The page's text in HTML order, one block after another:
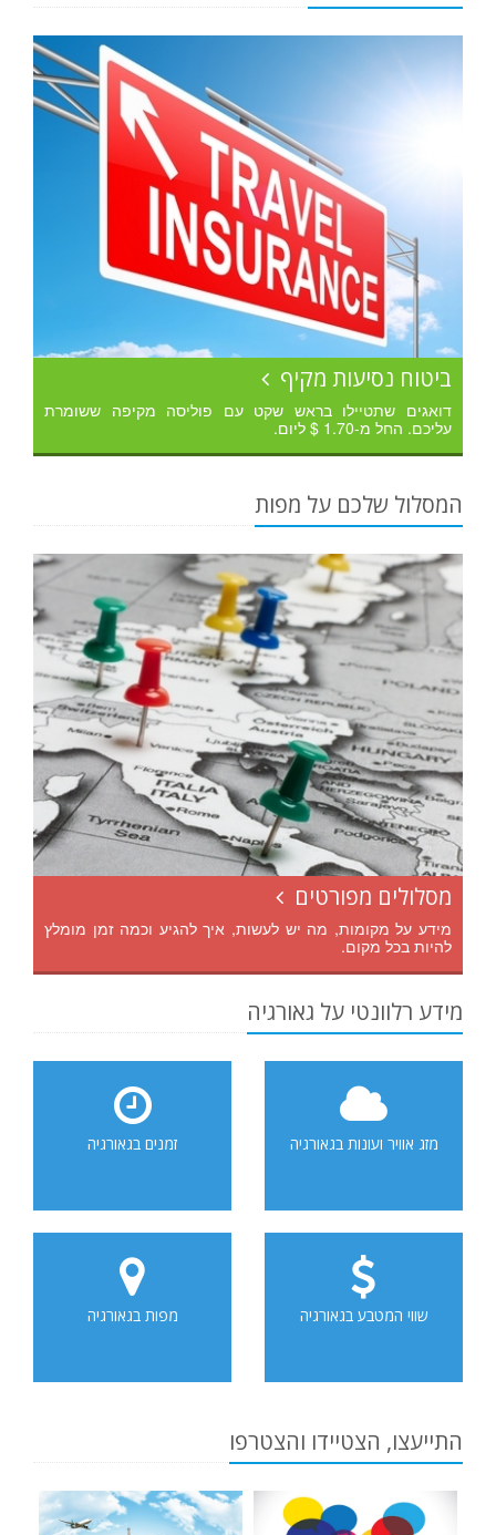
ביטוח נסיעות מקיף
דואגים שתטיילו בראש שקט עם פוליסה מקיפה ששומרת
עליכם. החל מ-1.70 $ ליום.
המסלול שלכם על מפות
מסלולים מפורטים
מידע על מקומות, מה יש לעשות, איך להגיע וכמה זמן מומלץ
להיות בכל מקום.
מידע רלוונטי על גאורגיה
מזג אוויר ועונות בגאורגיה זמנים בגאורגיה
שווי המטבע בגאורגיה מפות בגאורגיה
התייעצו, הצטיידו והצטרפו